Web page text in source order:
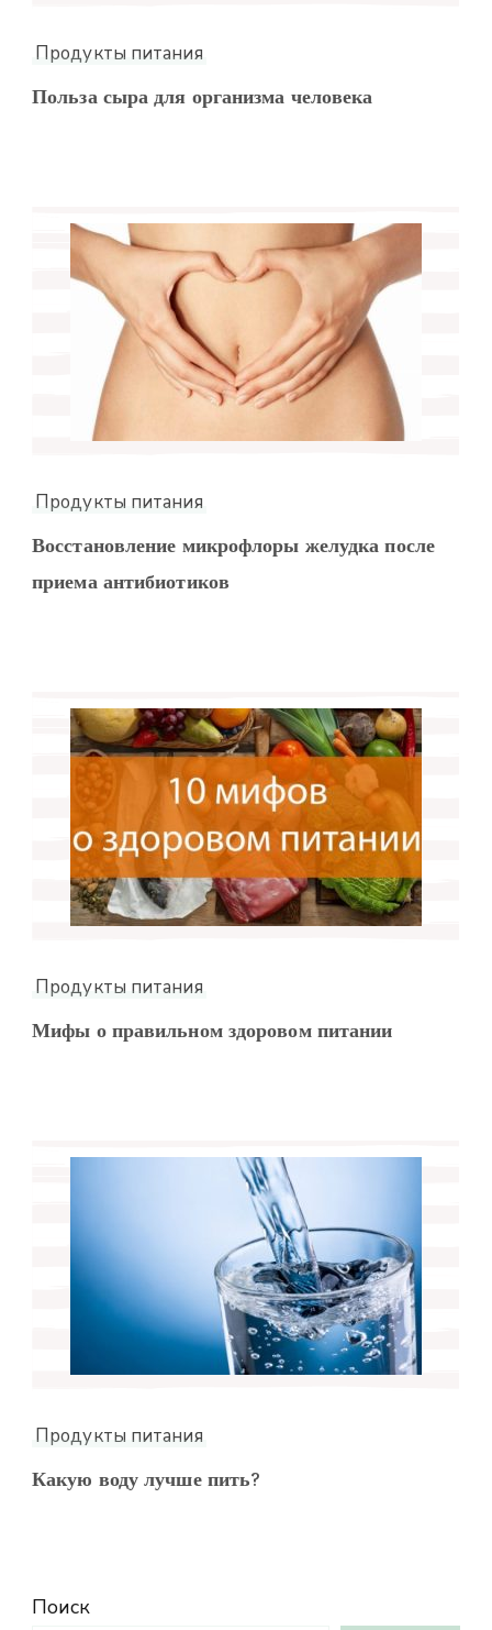
Продукты питания
Польза сыра для организма человека
Продукты питания
Восстановление микрофлоры желудка после
приема антибиотиков
Продукты питания
Мифы о правильном здоровом питании
Продукты питания
Какую воду лучше пить?
Поиск